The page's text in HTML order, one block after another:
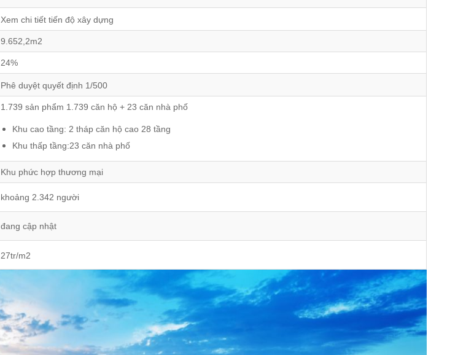
Xem chi tiết tiến độ xây dựng
9.652,2m2
24%
Phê duyệt quyết định 1/500
1.739 sản phẩm 1.739 căn hộ + 23 căn nhà phố
Khu cao tầng: 2 tháp căn hộ cao 28 tầng
Khu thấp tầng:23 căn nhà phố
Khu phức hợp thương mại
khoảng 2.342 người
đang cập nhật
27tr/m2